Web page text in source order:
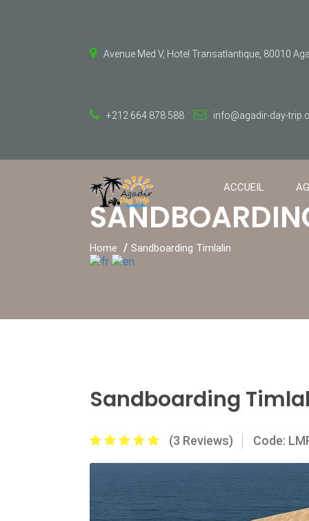
Avenue Med V, Hotel Transatlantique, 80010
+212 664 878 588 info@agadir-day-
ACCUEIL
Home Sandboarding Timlalin
Sandboarding
(3 Reviews) Code: